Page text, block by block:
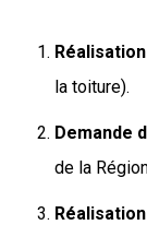
la toiture).
Demande
de la